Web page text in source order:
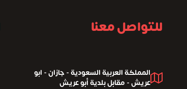
للتواصل معنا
المملكة العربية السعودية - جازان - ابو
عريش - مقابل بلدية أبو عريش